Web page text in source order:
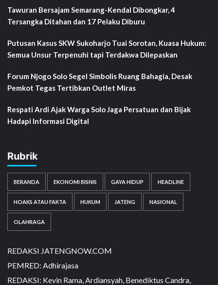
Tawuran Bersajam Semarang-Kendal Dibongkar, 4
Tersangka Ditahan dan 17 Pelaku Diburu
Putusan Kasus SKW Sukoharjo Tuai Sorotan, Kuasa Hukum:
Semua Unsur Terpenuhi tapi Terdakwa Dilepaskan
Forum Njogo Solo Segel Simbolis Ruang Bahagia, Desak
Pemkot Tegas Tertibkan Outlet Miras
Respati Ardi Ajak Warga Solo Jaga Persatuan dan Bijak
Hadapi Informasi Digital
Rubrik
BERANDA EKONOMI BISNIS GAYA HIDUP HEADLINE
HOAKS ATAU FAKTA HUKUM JATENG NASIONAL
OLAHRAGA
REDAKSI JATENGNOW.COM
PEMRED: Adhirajasa
REDAKSI: Kevin Rama, Ardiansyah, Benediktus Candra,